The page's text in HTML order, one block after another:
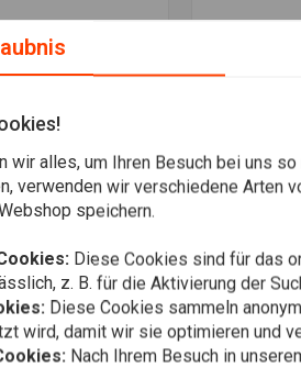
angesehen
wir alles, um Ihren Besuch bei uns
verwenden wir verschiedene Arten
speichern.
Diese Cookies sind für das
z. B. für die Aktivierung der
Diese Cookies sammeln
wird, damit wir sie optimieren und
Nach Ihrem Besuch in